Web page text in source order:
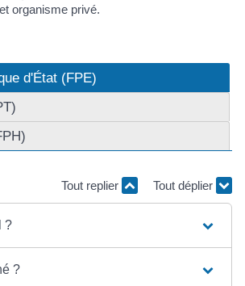
organisme privé.
d'État (FPE)
Tout replier Tout déplier
?
?